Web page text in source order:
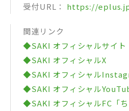
受付URL： https://
関連リンク
◆SAKI オフィシャルサイト
◆SAKI オフィシャルX
◆SAKI オフィシャル
◆SAKI オフィシャル
◆SAKI オフィシャルFC「